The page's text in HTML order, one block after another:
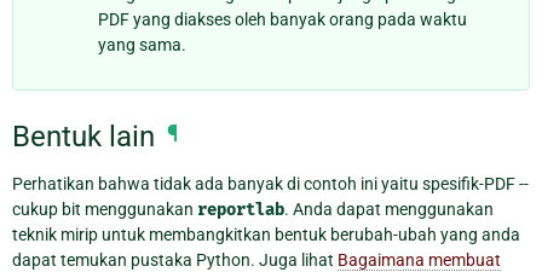
PDF yang diakses oleh banyak orang pada waktu
yang sama.
Bentuk lain ¶
Perhatikan bahwa tidak ada banyak di contoh ini yaitu spesifik-PDF --
cukup bit menggunakan reportlab. Anda dapat menggunakan
teknik mirip untuk membangkitkan bentuk berubah-ubah yang anda
dapat temukan pustaka Python. Juga lihat Bagaimana membuat